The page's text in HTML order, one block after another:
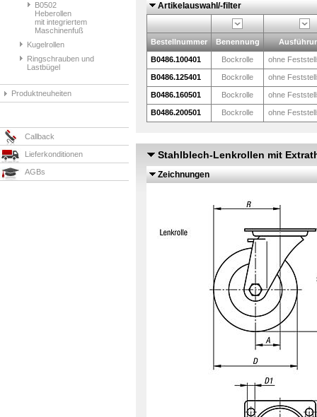
B0502
Heberollen
mit integriertem
Maschinenfuß
Kugelrollen
Ringschrauben und
Lastbügel
Produktneuheiten
Callback
Lieferkonditionen
AGBs
Artikelauswahl/-filter
Bestellnummer Benennung
B0486.100401 Bockrolle ohne
B0486.125401 Bockrolle ohne
B0486.160501 Bockrolle ohne
B0486.200501 Bockrolle ohne
Stahlblech-Lenkrollen mit
Zeichnungen